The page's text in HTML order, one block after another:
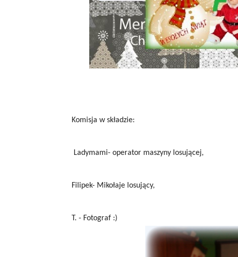
Komisja w składzie:
Ladymami- operator maszyny losującej,
Filipek- Mikołaje losujący,
T. - Fotograf :)